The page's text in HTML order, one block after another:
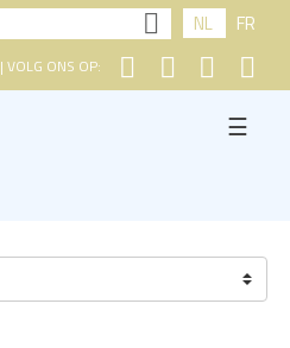
NL FR
| VOLG ONS OP:
☰